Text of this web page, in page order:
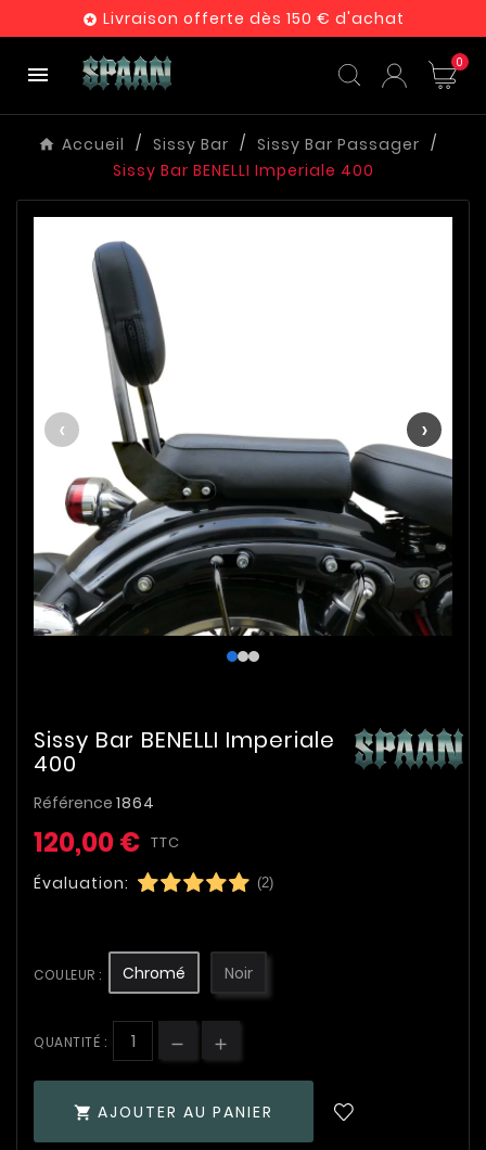
 Livraison offerte dès 150 € d'achat
 0
Accueil Sissy Bar
Sissy Bar Passager
Sissy Bar BENELLI Imperiale 400
‹ ›
Sissy Bar BENELLI Imperiale
400
Référence 1864
120,00 € TTC
Évaluation: (2)
COULEUR : Chromé Noir
QUANTITÉ :
 AJOUTER AU PANIER